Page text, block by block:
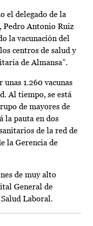
el delegado de la
Pedro Antonio Ruiz
la vacunación del
centros de salud y
de Almansa”.
1.260 vacunas
Al tiempo, se está
de mayores de
la pauta en dos
de la red de
la Gerencia de
de muy alto
General de
Laboral.